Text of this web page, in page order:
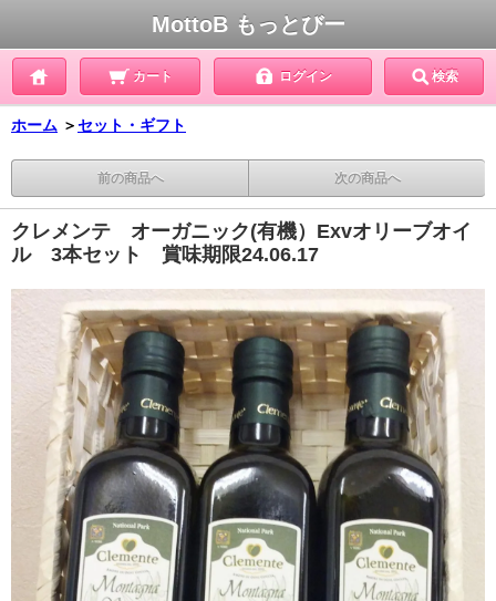
MottoB もっとびー
カート ログイン 検索
ホーム ＞セット・ギフト
前の商品へ 次の商品へ
クレメンテ オーガニック(有機）Exvオリーブオイ
ル 3本セット 賞味期限24.06.17